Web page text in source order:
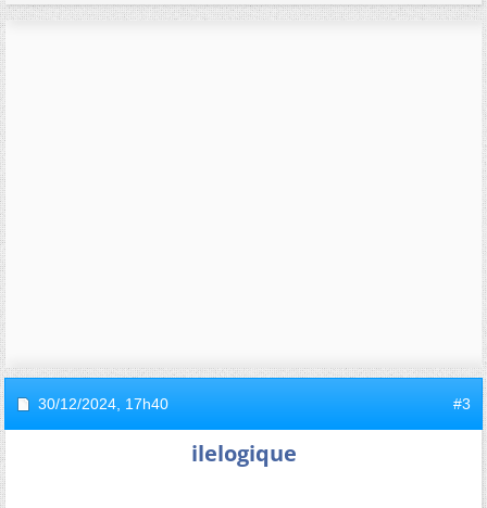
30/12/2024, 17h40 #3
ilelogique